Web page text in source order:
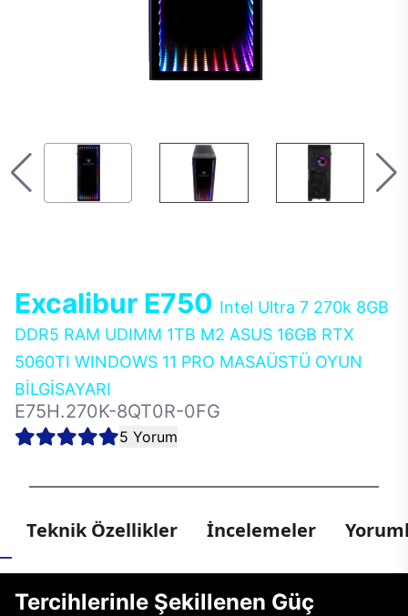
Excalibur E750 Intel Ultra 7 270k 8GB
DDR5 RAM UDIMM 1TB M2 ASUS 16GB RTX
5060TI WINDOWS 11 PRO MASAÜSTÜ OYUN
BİLGİSAYARI
E75H.270K-8QT0R-0FG
5 Yorum
Teknik Özellikler İncelemeler
Tercihlerinle Şekillenen Güç